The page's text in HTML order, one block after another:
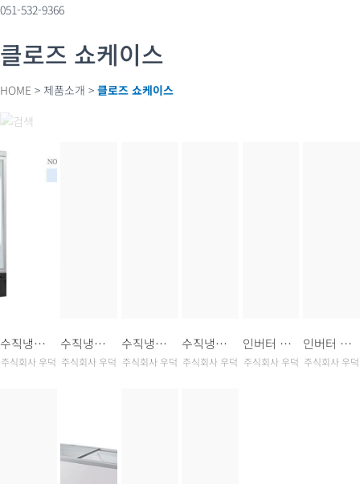
051-532-9366
클로즈 쇼케이스
HOME > 제품소개 > 클로즈 쇼케이스
수직냉동고 1도어_RF-75F
주식회사 우덕
수직냉동고 2도어_RF-134F
주식회사 우덕
수직냉동고 2도어_RF-122F
주식회사 우덕
수직냉동고 3도어_RF-188F
주식회사 우덕
인버터 냉동 콤비 쇼케이스
주식회사 우덕
인버터 냉동 2도어 쇼케이스
주식회사 우덕